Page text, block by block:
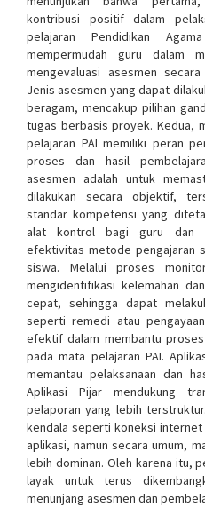
kontribusi positif dalam
pelajaran Pendidikan
mempermudah guru dalam
mengevaluasi asesmen
Jenis asesmen yang dapat
beragam, mencakup pilihan
tugas berbasis proyek. Kedua,
pelajaran PAI memiliki peran
proses dan hasil
asesmen adalah untuk
dilakukan secara objektif,
standar kompetensi yang
alat kontrol bagi guru dan
efektivitas metode pengajaran
siswa. Melalui proses
mengidentifikasi kelemahan
cepat, sehingga dapat
seperti remedi atau
efektif dalam membantu
pada mata pelajaran PAI.
memantau pelaksanaan dan
Aplikasi Pijar mendukung
pelaporan yang lebih
kendala seperti koneksi internet
aplikasi, namun secara umum,
lebih dominan. Oleh karena itu,
layak untuk terus
menunjang asesmen dan